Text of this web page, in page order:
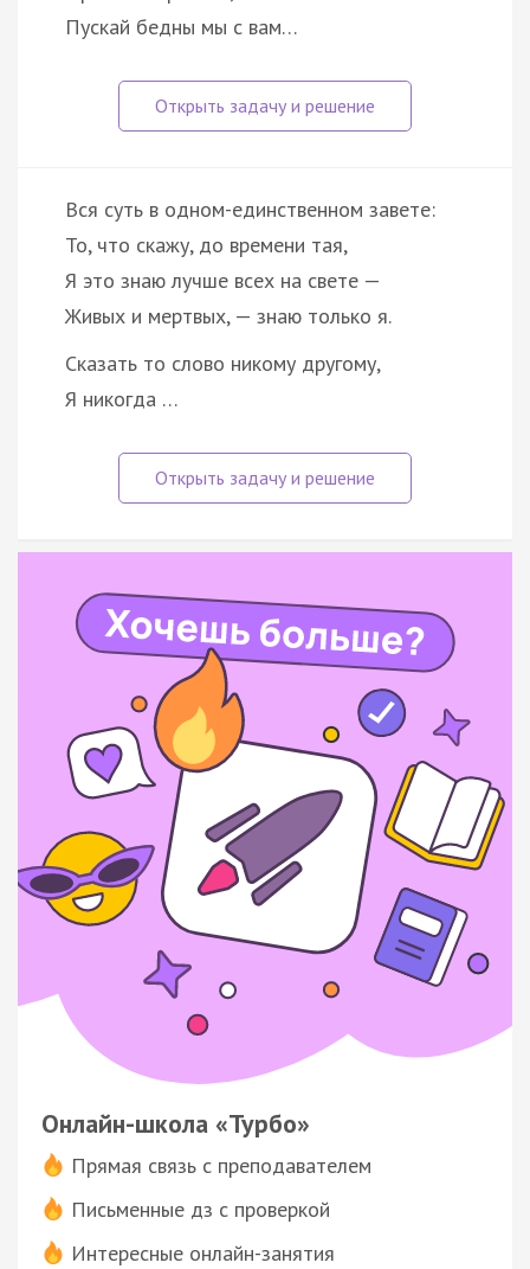
Пускай бедны мы с вам…
Вся суть в одном-единственном завете:
То, что скажу, до времени тая,
Я это знаю лучше всех на свете —
Живых и мертвых, — знаю только я.
Сказать то слово никому другому,
Я никогда …
Онлайн-школа «Турбо»
Прямая связь с преподавателем
Письменные дз с проверкой
Интересные онлайн-занятия